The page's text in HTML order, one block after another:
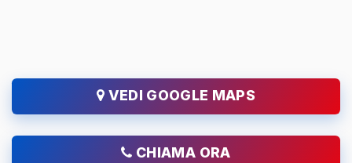
VEDI GOOGLE MAPS
CHIAMA ORA